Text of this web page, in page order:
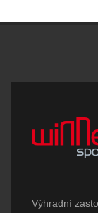
Výhradní